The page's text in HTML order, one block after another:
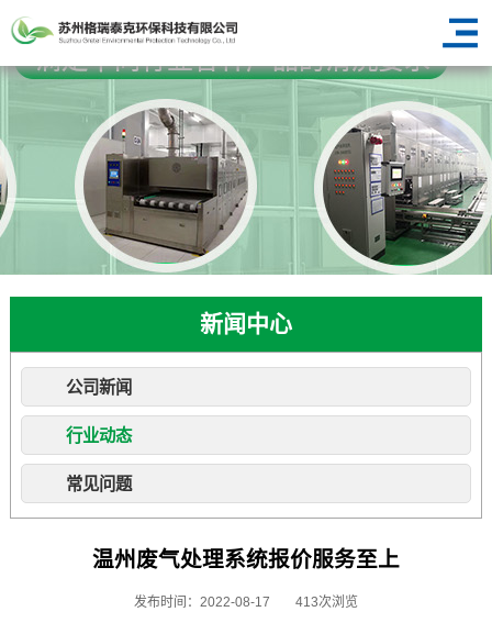
新闻中心
公司新闻
行业动态
常见问题
温州废气处理系统报价服务至上
发布时间：2022-08-17 413次浏览